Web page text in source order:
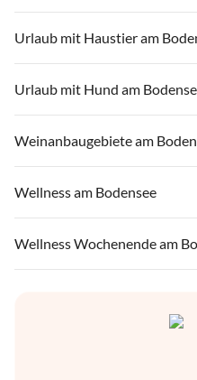
Urlaub mit Haustier am
Urlaub mit Hund am
Weinanbaugebiete am
Wellness am Bodensee
Wellness Wochenende am